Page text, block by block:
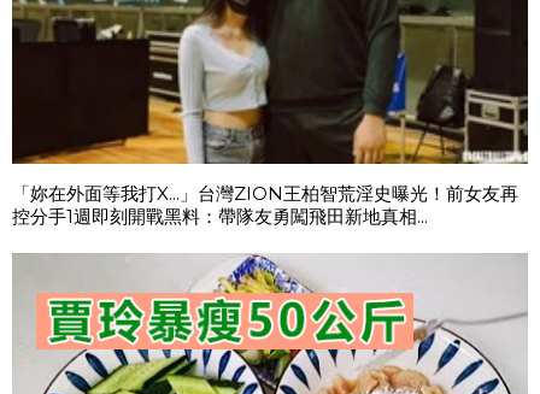
「妳在外面等我打X...」台灣ZION王柏智荒淫史曝光！前女友再
控分手1週即刻開戰黑料：帶隊友勇闖飛田新地真相...